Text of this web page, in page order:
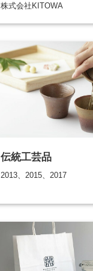
株式会社KITOWA
伝統工芸品
2013、2015、2017